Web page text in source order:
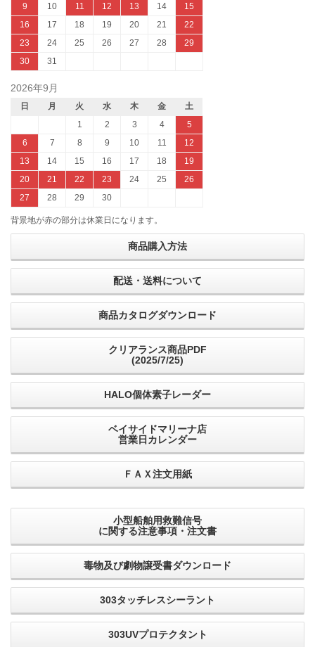
9
10 11 12 13 14
15
16
17 18 19 20 21
22
23
24 25 26 27 28
29
30
31
2026年9月
日 月 火 水 木 金
土
1
2 3 4
5
6
7 8 9 10 11
12
13
14 15 16 17 18
19
20
21 22 23 24 25
26
27
28 29 30
背景地が赤の部分は休業日になります。
商品購入方法
配送・送料について
商品カタログダウンロード
クリアランス商品PDF
(2025/7/25)
HALO個体素子レーダー
ベイサイドマリーナ店
営業日カレンダー
ＦＡＸ注文用紙
小型船舶用救難信号
に関する注意事項・注文書
毒物及び劇物譲受書ダウンロード
303タッチレスシーラント
303UVプロテクタント